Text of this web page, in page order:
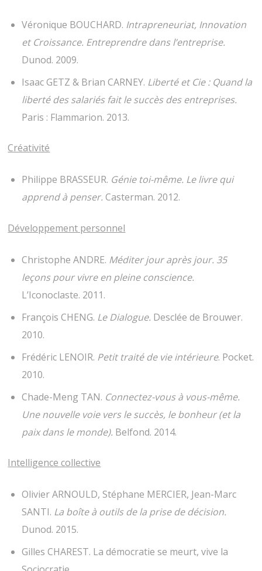
Véronique BOUCHARD. Intrapreneuriat, Innovation
et Croissance. Entreprendre dans l’entreprise.
Dunod. 2009.
Isaac GETZ & Brian CARNEY. Liberté et Cie : Quand la
liberté des salariés fait le succès des entreprises.
Paris : Flammarion. 2013.
Créativité
Philippe BRASSEUR. Génie toi-même. Le livre qui
apprend à penser. Casterman. 2012.
Développement personnel
Christophe ANDRE. Méditer jour après jour. 35
leçons pour vivre en pleine conscience.
L’Iconoclaste. 2011.
François CHENG. Le Dialogue. Desclée de Brouwer.
2010.
Frédéric LENOIR. Petit traité de vie intérieure. Pocket.
2010.
Chade-Meng TAN. Connectez-vous à vous-même.
Une nouvelle voie vers le succès, le bonheur (et la
paix dans le monde). Belfond. 2014.
Intelligence collective
Olivier ARNOULD, Stéphane MERCIER, Jean-Marc
SANTI. La boîte à outils de la prise de décision.
Dunod. 2015.
Gilles CHAREST. La démocratie se meurt, vive la